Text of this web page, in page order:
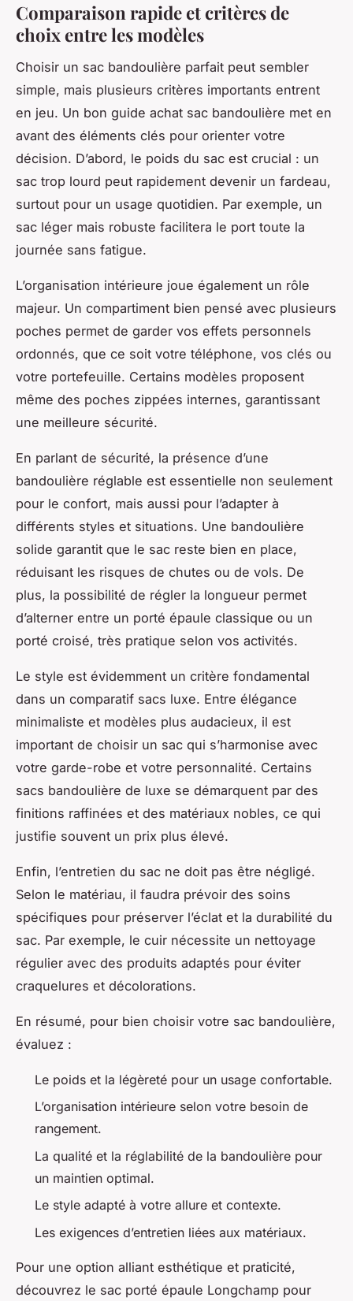
Comparaison rapide et critères de
choix entre les modèles
Choisir un sac bandoulière parfait peut sembler
simple, mais plusieurs critères importants entrent
en jeu. Un bon guide achat sac bandoulière met en
avant des éléments clés pour orienter votre
décision. D’abord, le poids du sac est crucial : un
sac trop lourd peut rapidement devenir un fardeau,
surtout pour un usage quotidien. Par exemple, un
sac léger mais robuste facilitera le port toute la
journée sans fatigue.
L’organisation intérieure joue également un rôle
majeur. Un compartiment bien pensé avec plusieurs
poches permet de garder vos effets personnels
ordonnés, que ce soit votre téléphone, vos clés ou
votre portefeuille. Certains modèles proposent
même des poches zippées internes, garantissant
une meilleure sécurité.
En parlant de sécurité, la présence d’une
bandoulière réglable est essentielle non seulement
pour le confort, mais aussi pour l’adapter à
différents styles et situations. Une bandoulière
solide garantit que le sac reste bien en place,
réduisant les risques de chutes ou de vols. De
plus, la possibilité de régler la longueur permet
d’alterner entre un porté épaule classique ou un
porté croisé, très pratique selon vos activités.
Le style est évidemment un critère fondamental
dans un comparatif sacs luxe. Entre élégance
minimaliste et modèles plus audacieux, il est
important de choisir un sac qui s’harmonise avec
votre garde-robe et votre personnalité. Certains
sacs bandoulière de luxe se démarquent par des
finitions raffinées et des matériaux nobles, ce qui
justifie souvent un prix plus élevé.
Enfin, l’entretien du sac ne doit pas être négligé.
Selon le matériau, il faudra prévoir des soins
spécifiques pour préserver l’éclat et la durabilité du
sac. Par exemple, le cuir nécessite un nettoyage
régulier avec des produits adaptés pour éviter
craquelures et décolorations.
En résumé, pour bien choisir votre sac bandoulière,
évaluez :
Le poids et la légèreté pour un usage confortable.
L’organisation intérieure selon votre besoin de
rangement.
La qualité et la réglabilité de la bandoulière pour
un maintien optimal.
Le style adapté à votre allure et contexte.
Les exigences d’entretien liées aux matériaux.
Pour une option alliant esthétique et praticité,
découvrez le sac porté épaule Longchamp pour